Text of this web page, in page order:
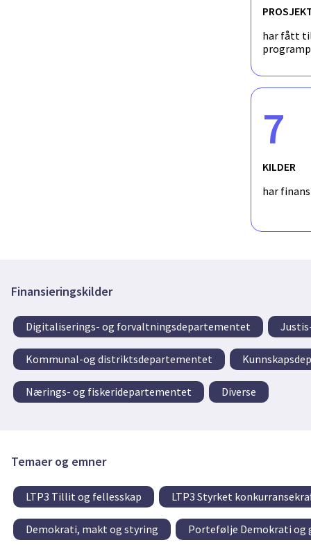
har fått
7
KILDER
har
Finansieringskilder
Digitaliserings- og forvaltningsdepartementet
Kommunal-og distriktsdepartementet
Nærings- og fiskeridepartementet Diverse
Temaer og emner
LTP3 Tillit og fellesskap LTP3 Styrket
Demokrati, makt og styring Portefølje Demokrati og